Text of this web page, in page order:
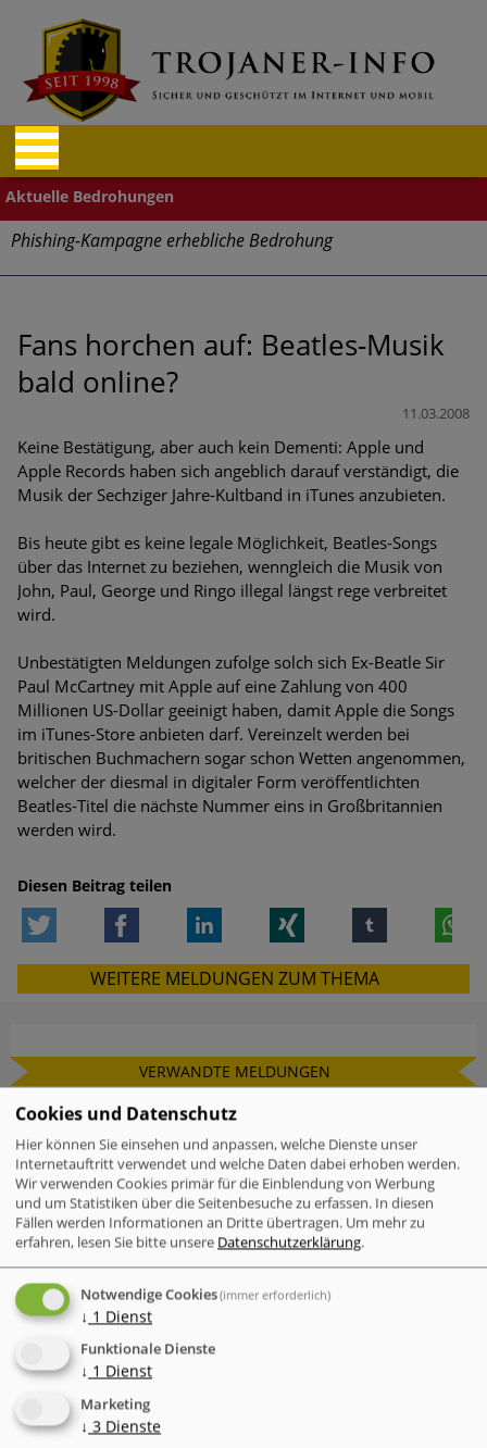
Phishing-Kampagne erhebliche Bedrohung
Identitätsdiebstahl
Exponentiell wachsende Risiken, eine immer
unübersichtlichere Cyber-Bedrohungslage – was CISOs jetzt
Digitale Assets aller Arten im Fokus der aktuellen Cyber-
Bedrohungen
Ungebremster Aufstieg: Mega-Ransomware. Deutsche
Unternehmen dürfen Bedrohungspotential nicht
unterschätzen
Experten vor Tsunami bei Web-DDoS-Angriffen warnen
Phishing-Trend: Führungskräfte im Visier. Was hilft gegen
Harpoon Whaling?
Aktuelle Phishing-Kampagnen mit großen Markennamen –
Amazon hat nun reagiert
Nutzer im Visier der Datendiebe
Cyber Experience Center in Augsburg
Fans horchen auf: Beatles-Musik
bald online?
11.03.2008
Keine Bestätigung, aber auch kein Dementi: Apple und
Apple Records haben sich angeblich darauf verständigt, die
Musik der Sechziger Jahre-Kultband in iTunes anzubieten.
Bis heute gibt es keine legale Möglichkeit, Beatles-Songs
über das Internet zu beziehen, wenngleich die Musik von
John, Paul, George und Ringo illegal längst rege verbreitet
wird.
Unbestätigten Meldungen zufolge solch sich Ex-Beatle Sir
Paul McCartney mit Apple auf eine Zahlung von 400
Millionen US-Dollar geeinigt haben, damit Apple die Songs
im iTunes-Store anbieten darf. Vereinzelt werden bei
britischen Buchmachern sogar schon Wetten angenommen,
welcher der diesmal in digitaler Form veröffentlichten
Beatles-Titel die nächste Nummer eins in Großbritannien
werden wird.
Diesen Beitrag teilen
Facebook LinkedIn tumblr
WEITERE MELDUNGEN ZUM THEMA
VERWANDTE MELDUNGEN
Check Point Research: Brand Phishing
Mac-Nutzer sind häufiger von
Cyberattacken betroffen als Windows-
Nutzer
IT-Probleme im Einzelhandel - Warum
Software und Transparenz
Der neue Cyber Risk Report 2026 von
Cookies und Datenschutz
Hier können Sie einsehen und anpassen, welche Dienste unser
Internetauftritt verwendet und welche Daten dabei erhoben werden.
Wir verwenden Cookies primär für die Einblendung von Werbung
und um Statistiken über die Seitenbesuche zu erfassen. In diesen
Fällen werden Informationen an Dritte übertragen. Um mehr zu
erfahren, lesen Sie bitte unsere Datenschutzerklärung.
Notwendige Cookies(immer erforderlich)
↓ 1 Dienst
Funktionale Dienste
↓ 1 Dienst
Marketing
↓ 3 Dienste